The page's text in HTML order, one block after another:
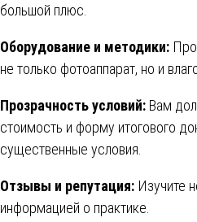
большой плюс.
Оборудование и методики:
не только фотоаппарат, но и
Прозрачность условий: Вам
стоимость и форму итогового
существенные условия.
Отзывы и репутация: Изучите
информацией о практике.